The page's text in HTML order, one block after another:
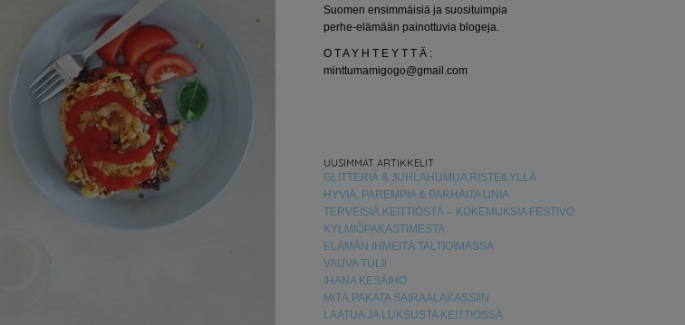
Suomen ensimmäisiä ja suosituimpia
perhe-elämään painottuvia blogeja.
O T A Y H T E Y T T Ä :
minttumamigogo@gmail.com
UUSIMMAT ARTIKKELIT
GLITTERIÄ & JUHLAHUMUA RISTEILYLLÄ
HYVIÄ, PAREMPIA & PARHAITA UNIA
TERVEISIÄ KEITTIÖSTÄ – KOKEMUKSIA FESTIVO
KYLMIÖPAKASTIMESTA
ELÄMÄN IHMEITÄ TALTIOIMASSA
VAUVA TULI!
IHANA KESÄIHO
MITÄ PAKATA SAIRAALAKASSIIN
LAATUA JA LUKSUSTA KEITTIÖSSÄ